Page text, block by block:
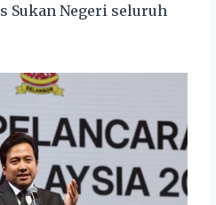
Sukan Negeri seluruh